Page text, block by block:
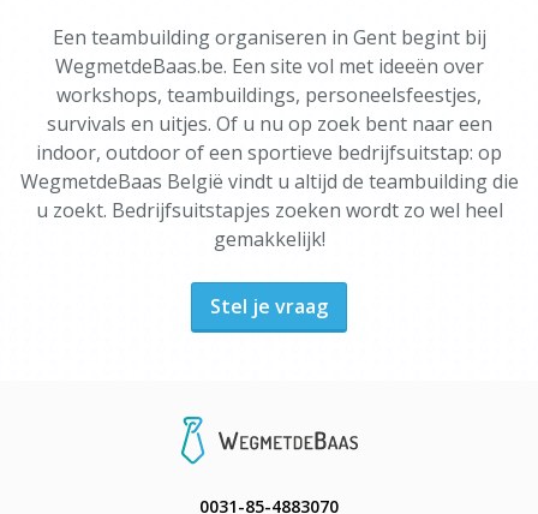
Een teambuilding organiseren in Gent begint bij
WegmetdeBaas.be. Een site vol met ideeën over
workshops, teambuildings, personeelsfeestjes,
survivals en uitjes. Of u nu op zoek bent naar een
indoor, outdoor of een sportieve bedrijfsuitstap: op
WegmetdeBaas België vindt u altijd de teambuilding die
u zoekt. Bedrijfsuitstapjes zoeken wordt zo wel heel
gemakkelijk!
Stel je vraag
0031-85-4883070